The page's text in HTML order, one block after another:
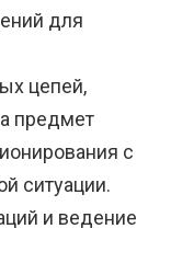
для
цепей,
предмет
с
ситуации.
и ведение